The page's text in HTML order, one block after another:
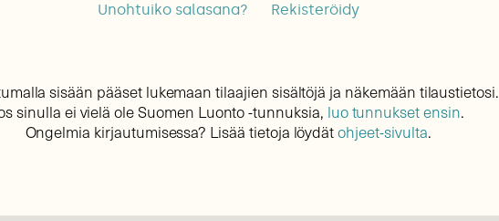
Unohtuiko salasana? Rekisteröidy
sisään pääset lukemaan tilaajien sisältöjä ja näkemään tilaustietosi.
sinulla ei vielä ole Suomen Luonto -tunnuksia, luo tunnukset ensin.
Ongelmia kirjautumisessa? Lisää tietoja löydätohjeet-sivulta.